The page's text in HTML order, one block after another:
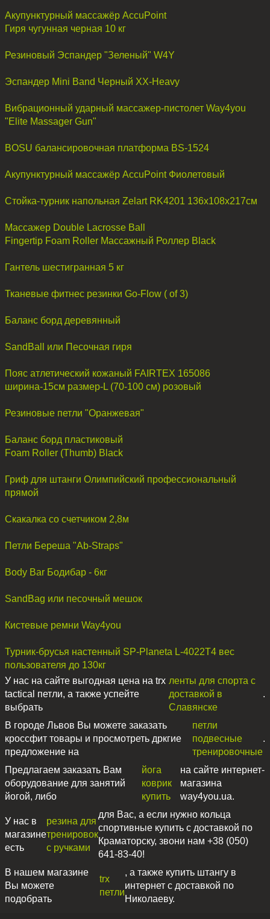
Акупунктурный массажёр AccuPoint
Гиря чугунная черная 10 кг
Резиновый Эспандер "Зеленый" W4Y
Эспандер Mini Band Черный XX-Heavy
Вибрационный ударный массажер-пистолет Way4you
"Elite Massager Gun"
BOSU балансировочная платформа BS-1524
Акупунктурный массажёр AccuPoint Фиолетовый
Стойка-турник напольная Zelart RK4201 136x108x217см
Массажер Double Lacrosse Ball
Fingertip Foam Roller Массажный Роллер Black
Гантель шестигранная 5 кг
Тканевые фитнес резинки Go-Flow ( of 3)
Баланс борд деревянный
SandBall или Песочная гиря
Пояс атлетический кожаный FAIRTEX 165086
ширина-15см размер-L (70-100 см) розовый
Резиновые петли "Оранжевая"
Баланс борд пластиковый
Foam Roller (Thumb) Black
Гриф для штанги Олимпийский профессиональный
прямой
Скакалка со счетчиком 2,8м
Петли Береша "Ab-Straps"
Body Bar Бодибар - 6кг
SandBag или песочный мешок
Кистевые ремни Way4you
Турник-брусья настенный SP-Planeta L-4022T4 вес
пользователя до 130кг
У нас на сайте выгодная цена на trx
tactical петли, а также успейте
выбрать
ленты для спорта с
доставкой в
Славянске
.
В городе Львов Вы можете заказать
кроссфит товары и просмотреть дркгие
предложение на
петли
подвесные
тренировочные
.
Предлагаем заказать Вам
оборудование для занятий
йогой, либо
йога
коврик
купить
на сайте интернет-
магазина
way4you.ua.
У нас в
магазине
есть
резина для
тренировок
с ручками
для Вас, а если нужно кольца
спортивные купить с доставкой по
Краматорску, звони нам +38 (050)
641-83-40!
В нашем магазине
Вы можете
подобрать
trx
петли
, а также купить штангу в
интернет с доставкой по
Николаеву.